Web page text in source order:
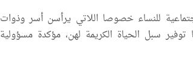
للنساء خصوصا اللاتي يرأسن أسر وذوات
توفير سبل الحياة الكريمة لهن، مؤكدة مسؤولية